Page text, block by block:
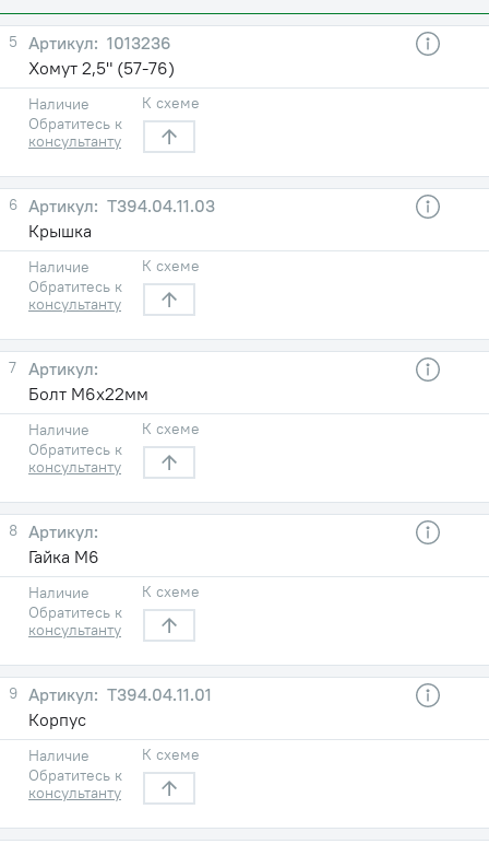
5
1013236
Хомут 2,5" (57-76)
Наличие
Обратитесь к
консультанту
К схеме
6
Т394.04.11.03
Крышка
Наличие
Обратитесь к
консультанту
К схеме
7
Болт М6х22мм
Наличие
Обратитесь к
консультанту
К схеме
8
Гайка М6
Наличие
Обратитесь к
консультанту
К схеме
9
Т394.04.11.01
Корпус
Наличие
Обратитесь к
консультанту
К схеме